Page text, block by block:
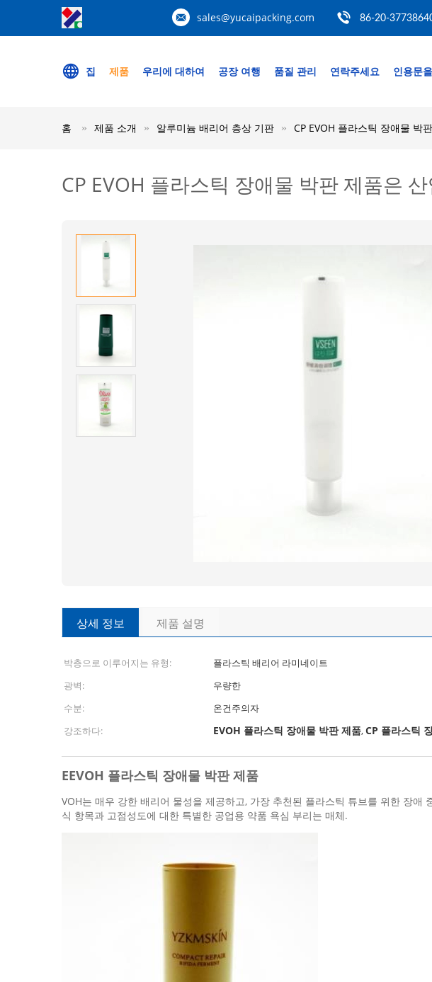
sales@yucaipacking.com 86-20-
집 제품 우리에 대하여 공장 여행 품질 관리 연락주세요 인용문
홈 제품 소개 알루미늄 배리어 층상 기판 CP EVOH 플라스틱 장애물 박
CP EVOH 플라스틱 장애물 박판 제품은
상세 정보 제품 설명
박층으로 이루어지는 유형: 플라스틱 배리어 라미네이트
광벽:
우량한
수분:
온건주의자
강조하다:
EVOH 플라스틱 장애물 박판 제품,CP 플라스틱
EEVOH 플라스틱 장애물 박판 제품
VOH는 매우 강한 배리어 물성을 제공하고, 가장 추천된 플라스틱 튜브를 위한 장
식 항목과 고점성도에 대한 특별한 공업용 약품 욕심 부리는 매체.